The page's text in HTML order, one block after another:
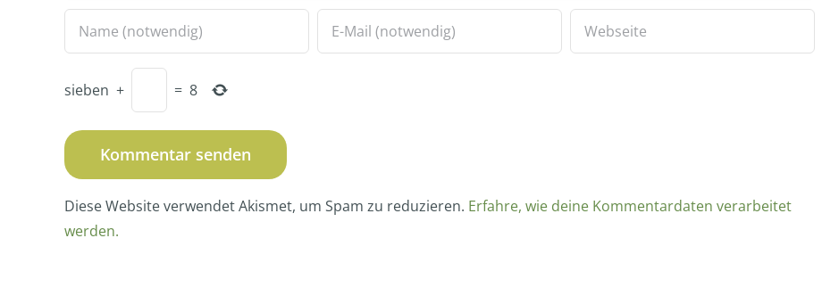
sieben + = 8
Diese Website verwendet Akismet, um Spam zu reduzieren. Erfahre, wie deine Kommentardaten verarbeitet
werden.